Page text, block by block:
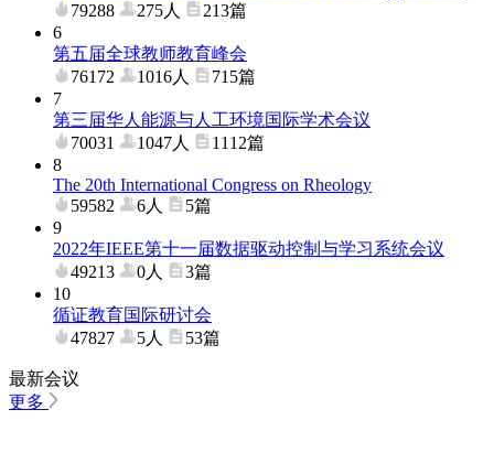
79288
275人
213篇
6
第五届全球教师教育峰会
76172
1016人
715篇
7
第三届华人能源与人工环境国际学术会议
70031
1047人
1112篇
8
The 20th International Congress on Rheology
59582
6人
5篇
9
2022年IEEE第十一届数据驱动控制与学习系统会议
49213
0人
3篇
10
循证教育国际研讨会
47827
5人 53篇
最新会议
更多